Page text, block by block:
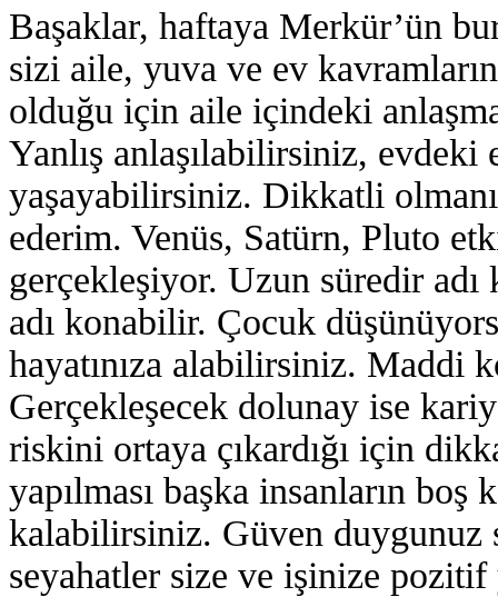
Başaklar, haftaya Merkür’ün
sizi aile, yuva ve ev
olduğu için aile içindeki
Yanlış anlaşılabilirsiniz, evdeki
yaşayabilirsiniz. Dikkatli
ederim. Venüs, Satürn, Pluto
gerçekleşiyor. Uzun süredir
adı konabilir. Çocuk
hayatınıza alabilirsiniz. Maddi
Gerçekleşecek dolunay ise
riskini ortaya çıkardığı için
yapılması başka insanların boş
kalabilirsiniz. Güven duygunuz
seyahatler size ve işinize pozitif